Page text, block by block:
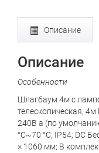
Описание
Описание
Особенности
Шлагбаум 4м с
телескопическая,
240В а (по
°C~70 °C; IP54; DC
× 1060 мм; В